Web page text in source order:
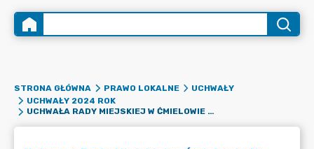
STRONA GŁÓWNA PRAWO LOKALNE
UCHWAŁY
UCHWAŁY 2024 ROK
UCHWAŁA RADY MIEJSKIEJ W ĆMIELOWIE NR IX/49/2024 Z DNIA 24 PAŹDZIERNIKA 2024 R. W SPRAWIE ZARZĄDZENIA POBORU OPŁATY ZA GOSPODAROWANIE ODPADAMI KOMUNALNYMI W DRODZE INKASA ORAZ WYZNACZENIA INKASENTÓW I OKREŚLENIA WYSOKOŚCI WYNAGRODZENIA ZA INKASO